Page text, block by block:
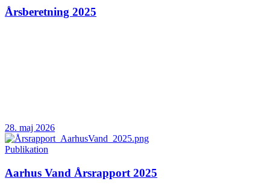
Årsberetning 2025
28. maj 2026
Publikation
Aarhus Vand Årsrapport 2025